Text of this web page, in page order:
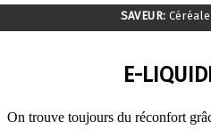
SAVEUR:
E-
On trouve toujours du réconfort